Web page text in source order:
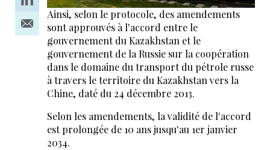
Ainsi, selon le protocole, des amendements
sont approuvés à l'accord entre le
gouvernement du Kazakhstan et le
gouvernement de la Russie sur la coopération
dans le domaine du transport du pétrole russe
à travers le territoire du Kazakhstan vers la
Chine, daté du 24 décembre 2013.
Selon les amendements, la validité de l'accord
est prolongée de 10 ans jusqu'au 1er janvier
2034.